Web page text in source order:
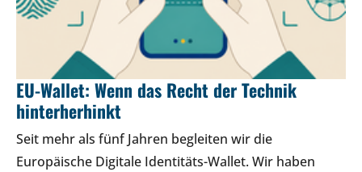
EU-Wallet: Wenn das Recht der Technik
hinterherhinkt
Seit mehr als fünf Jahren begleiten wir die
Europäische Digitale Identitäts-Wallet. Wir haben